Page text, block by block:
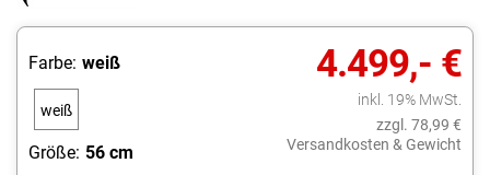
4.499,- €
inkl. 19% MwSt.
zzgl. 78,99 €
Versandkosten & Gewicht
Farbe: weiß
weiß
Größe: 56 cm